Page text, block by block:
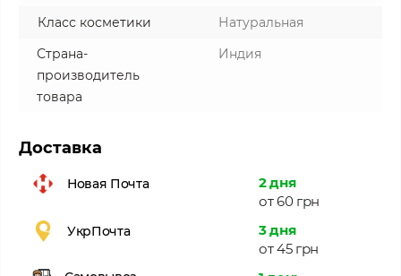
Класс косметики
Натуральная
Страна-
производитель
товара
Индия
Доставка
Новая Почта
2 дня
от 60 грн
УкрПочта
3 дня
от 45 грн